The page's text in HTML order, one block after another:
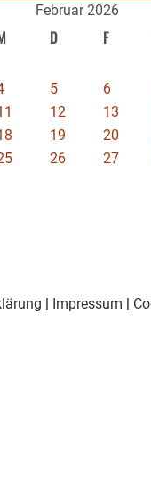
Februar 2026
D F
5 6
12 13
19 20
26 27
| Impressum |